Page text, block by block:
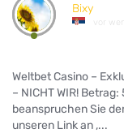
Bixy
vor
Weltbet Casino –
– NICHT WIR!
beanspruchen Sie
unseren Link an ,...